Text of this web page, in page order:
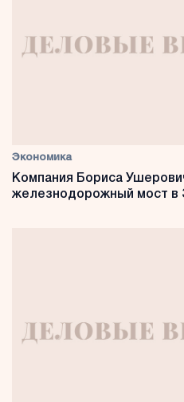
Экономика
Компания Бориса
железнодорожный мост в